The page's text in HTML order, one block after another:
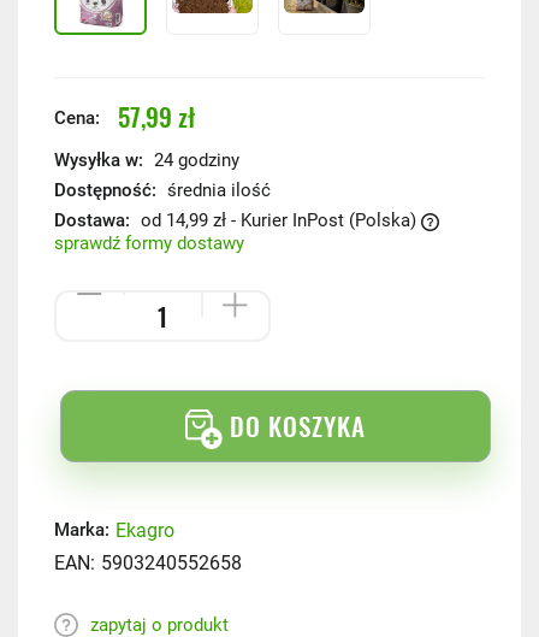
Cena: 57,99 zł
Wysyłka w: 24 godziny
Dostępność: średnia ilość
Dostawa: od 14,99 zł - Kurier InPost (Polska)
sprawdź formy dostawy
DO KOSZYKA
Marka: Ekagro
EAN: 5903240552658
zapytaj o produkt